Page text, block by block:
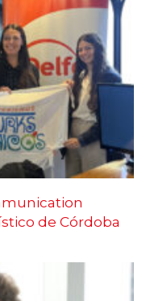
de Córdoba